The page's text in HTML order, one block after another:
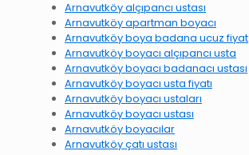
Arnavutköy alçıpancı ustası
Arnavutköy apartman boyacı
Arnavutköy boya badana ucuz fiyat
Arnavutköy boyacı alçıpancı usta
Arnavutköy boyacı badanacı ustası
Arnavutköy boyacı usta fiyatı
Arnavutköy boyacı ustaları
Arnavutköy boyacı ustası
Arnavutköy boyacılar
Arnavutköy çatı ustası